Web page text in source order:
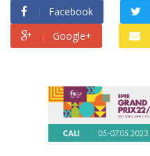
Facebook
Google+